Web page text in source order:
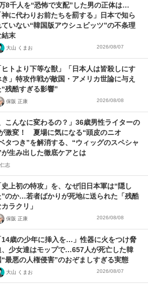
8千人を“恐怖で支配”した男の正体は…
神に代わりお前たちを罰する」日本で知ら
ていない“韓国版アウシュビッツ”の不条理
結末
大山 くまお 2026/08/07
ヒトより下等な獣」「日本人は皆殺しにす
き」特攻作戦が敵国・アメリカ世論に与え
“残酷すぎる影響”
保阪 正康 2026/08/08
こんなに変わるの？」36歳男性ライターの
激変！ 夏場に気になる“頭皮のニオ
タつき”を解消する、“ウィッグのスペシャ
が生み出した徹底ケアとは
志
史上初の特攻」を、なぜ旧日本軍は“隠し
”のか…若者ばかりが死地に送られた「残酷
ラクリ」
保阪 正康 2026/08/08
14歳の少年に挿入を…」性器に火をつけ脅
、少女達はモップで…657人が死亡した韓
“最悪の人権侵害”のおぞましすぎる実態
大山 くまお 2026/08/07